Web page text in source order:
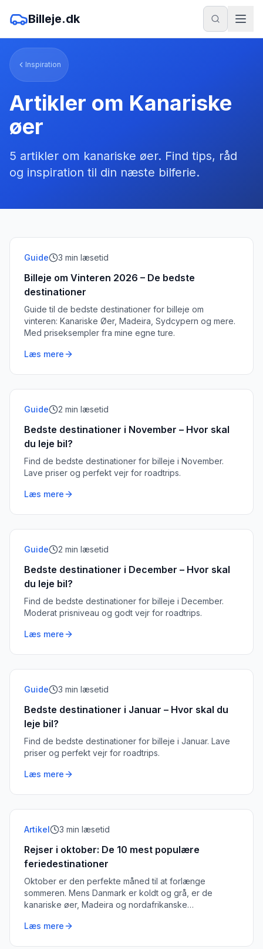
Billeje.dk
Inspiration
Artikler om Kanariske
øer
5 artikler om kanariske øer. Find tips, råd
og inspiration til din næste bilferie.
Guide 3 min læsetid
Billeje om Vinteren 2026 – De bedste
destinationer
Guide til de bedste destinationer for billeje om
vinteren: Kanariske Øer, Madeira, Sydcypern og mere.
Med priseksempler fra mine egne ture.
Læs mere
Guide 2 min læsetid
Bedste destinationer i November – Hvor skal
du leje bil?
Find de bedste destinationer for billeje i November.
Lave priser og perfekt vejr for roadtrips.
Læs mere
Guide 2 min læsetid
Bedste destinationer i December – Hvor skal
du leje bil?
Find de bedste destinationer for billeje i December.
Moderat prisniveau og godt vejr for roadtrips.
Læs mere
Guide 3 min læsetid
Bedste destinationer i Januar – Hvor skal du
leje bil?
Find de bedste destinationer for billeje i Januar. Lave
priser og perfekt vejr for roadtrips.
Læs mere
Artikel 3 min læsetid
Rejser i oktober: De 10 mest populære
feriedestinationer
Oktober er den perfekte måned til at forlænge
sommeren. Mens Danmark er koldt og grå, er de
kanariske øer, Madeira og nordafrikanske
Læs mere